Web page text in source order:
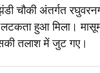
चौकी अंतर्गत
हुआ मिला। मासूम
तलाश में जुट गए।